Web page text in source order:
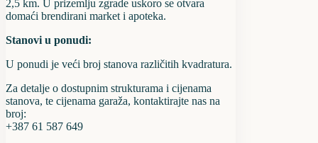
2,5 km. U prizemlju zgrade uskoro se otvara
domaći brendirani market i apoteka.
Stanovi u ponudi:
U ponudi je veći broj stanova različitih kvadratura.
Za detalje o dostupnim strukturama i cijenama
stanova, te cijenama garaža, kontaktirajte nas na
broj:
+387 61 587 649